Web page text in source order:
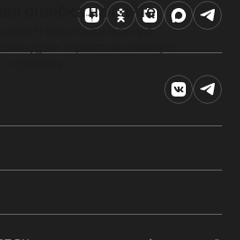
ошибка на сайте
Чтобы найти нужную